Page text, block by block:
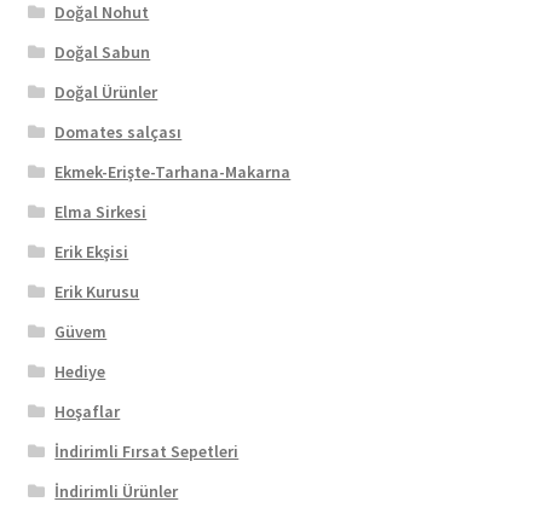
Doğal Nohut
Doğal Sabun
Doğal Ürünler
Domates salçası
Ekmek-Erişte-Tarhana-Makarna
Elma Sirkesi
Erik Ekşisi
Erik Kurusu
Güvem
Hediye
Hoşaflar
İndirimli Fırsat Sepetleri
İndirimli Ürünler